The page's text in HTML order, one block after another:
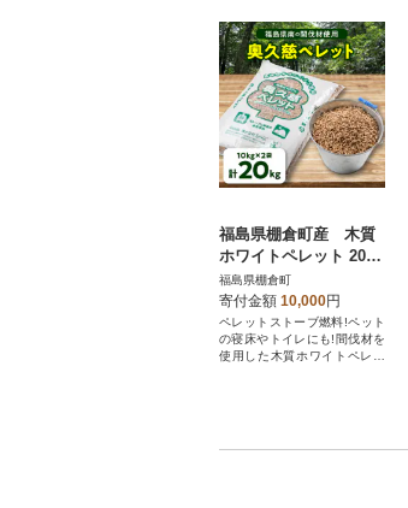
福島県棚倉町産 木質
ホワイトペレット 20kg
(10kg×2袋)
福島県棚倉町
寄付金額 10,000円
ペレットストーブ燃料!ペット
の寝床やトイレにも!間伐材を
使用した木質ホワイトペレッ